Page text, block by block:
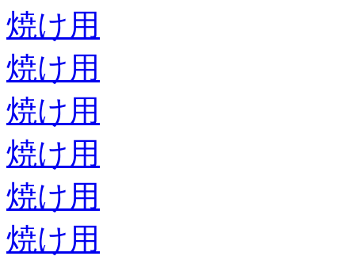
焼け用
焼け用
焼け用
焼け用
焼け用
焼け用